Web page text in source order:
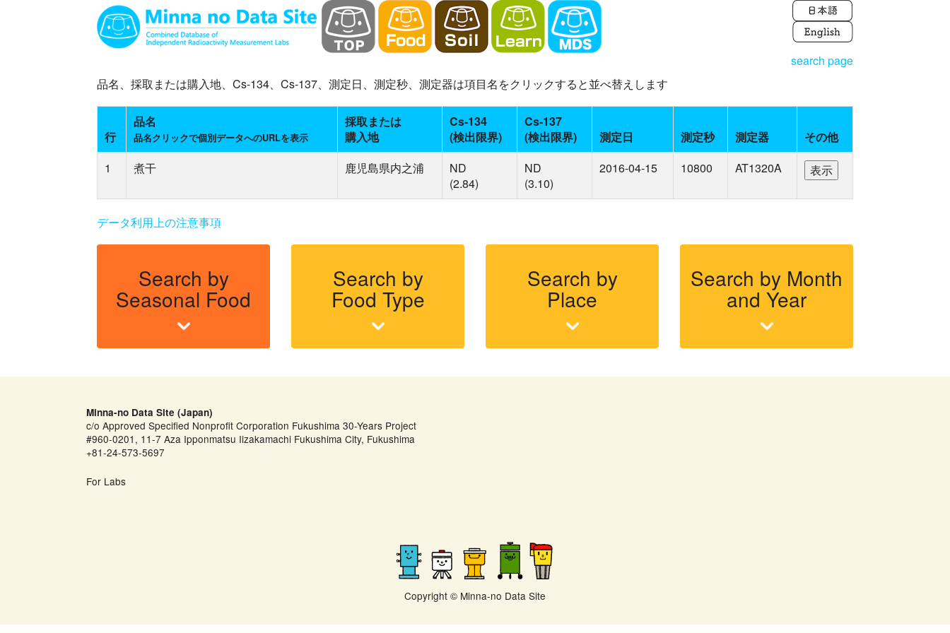
search page
品名、採取または購入地、Cs-134、Cs-137、測定日、測定秒、測定器は項目名をクリックすると並べ替えします
行
品名
品名クリックで個別データへのURLを表示
採取または
購入地
Cs-134
(検出限界)
Cs-137
(検出限界)
測定日 測定秒 測定器
その他
1
煮干 鹿児島県内之浦
ND
(2.84)
ND
(3.10)
2016-04-15 10800 AT1320A
データ利用上の注意事項
Search by
Seasonal Food
Search by
Food Type
Search by
Place
Search by Month
and Year
Minna-no Data Site (Japan)
c/o Approved Specified Nonprofit Corporation Fukushima 30-Years Project
#960-0201, 11-7 Aza Ipponmatsu Iizakamachi Fukushima City, Fukushima
+81-24-573-5697
For Labs
Copyright © Minna-no Data Site